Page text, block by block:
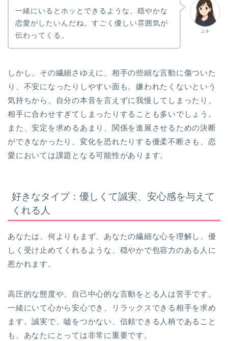
ユキ
一緒にいるとホッとできるような、穏やかな
恋愛がしたいんだね。すごく優しい雰囲気が
伝わってくる。
しかし、その繊細さゆえに、相手の些細な言動に傷ついた
り、不安になったりしやすい面も。嫌われたくないという
気持ちから、自分の本音を言えずに我慢してしまったり、
相手に合わせすぎてしまったりすることも多いでしょう。
また、安定を求めるあまり、関係を進展させるための決断
ができなかったり、変化を恐れたりする優柔不断さも、恋
愛においては課題となる可能性があります。
好きなタイプ：優しくて誠実、安心感を与えて
くれる人
あなたは、何よりもまず、あなたの繊細な心を理解し、優
しく受け止めてくれるような、穏やかで包容力のある人に
惹かれます。
高圧的な態度や、自己中心的な言動をとる人は苦手です。
一緒にいて心から安心でき、リラックスできる相手を求め
ます。誠実で、嘘をつかない、信頼できる人柄であること
も、あなたにとっては非常に重要です。